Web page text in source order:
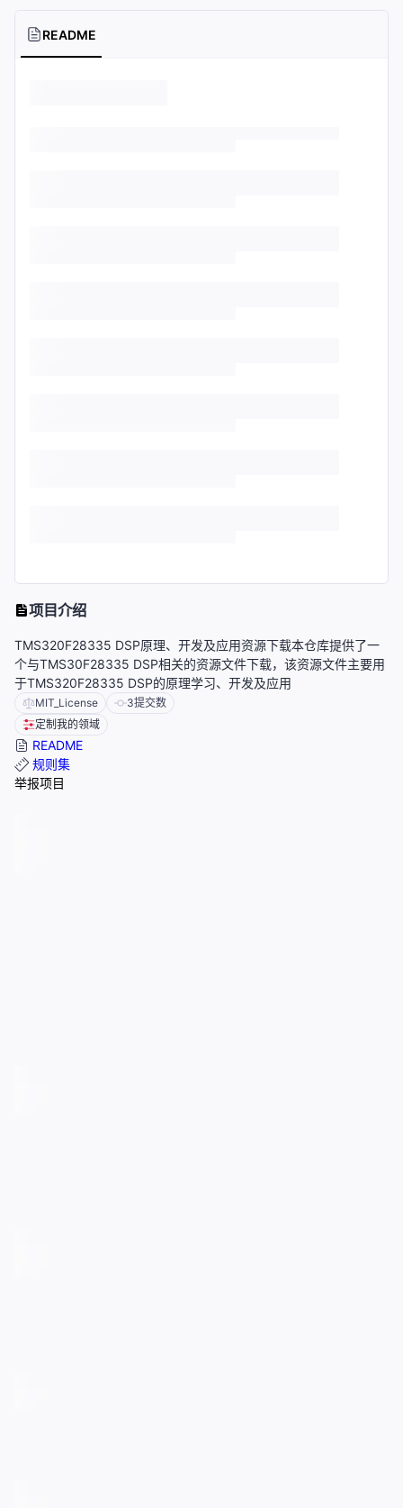
README
项目介绍
TMS320F28335 DSP原理、开发及应用资源下载本仓库提供了一
个与TMS30F28335 DSP相关的资源文件下载，该资源文件主要用
于TMS320F28335 DSP的原理学习、开发及应用
MIT_License 3提交数
定制我的领域
README
规则集
举报项目